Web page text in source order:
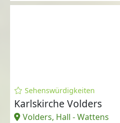
Sehenswürdigkeiten
Karlskirche Volders
Volders, Hall - Wattens